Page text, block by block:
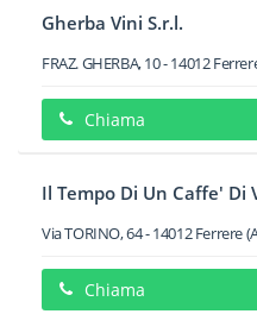
Gherba Vini S.r.l.
FRAZ. GHERBA, 10-14012
Chiama
Il Tempo Di Un Caffe' Di
Via TORINO, 64-14012 Ferrere
Chiama